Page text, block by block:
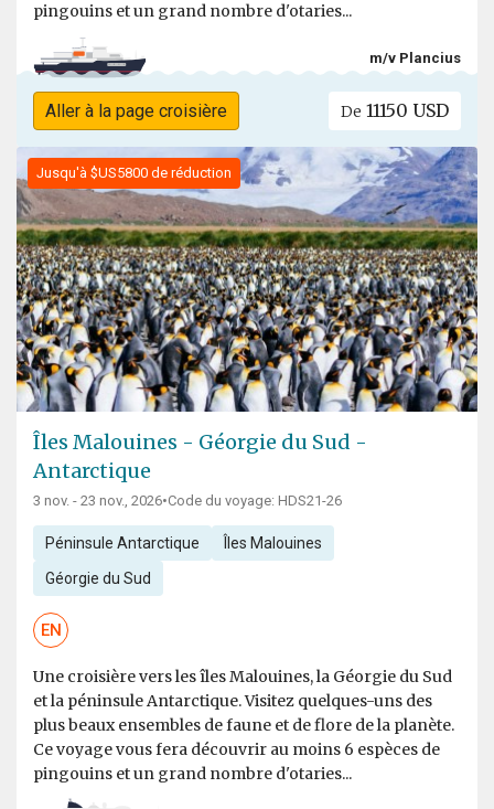
pingouins et un grand nombre d'otaries...
m/v Plancius
Aller à la page croisière De 11150 USD
Jusqu'à $US5800 de réduction
Îles Malouines - Géorgie du Sud -
Antarctique
3 nov. - 23 nov., 2026•Code du voyage: HDS21-26
Péninsule Antarctique Îles Malouines
Géorgie du Sud
EN
Une croisière vers les îles Malouines, la Géorgie du Sud
et la péninsule Antarctique. Visitez quelques-uns des
plus beaux ensembles de faune et de flore de la planète.
Ce voyage vous fera découvrir au moins 6 espèces de
pingouins et un grand nombre d'otaries...